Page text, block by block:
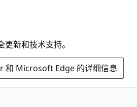
新和技术支持。
和 Microsoft Edge 的详细信息